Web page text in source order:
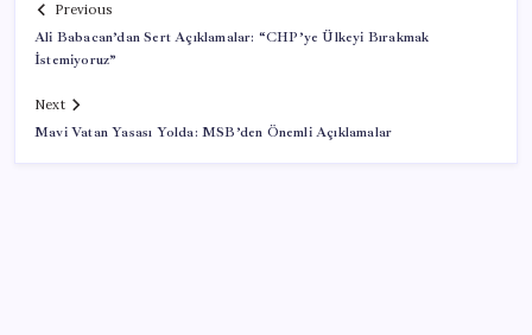
Previous
Ali Babacan’dan Sert Açıklamalar: “CHP’ye Ülkeyi Bırakmak
İstemiyoruz”
Next
Mavi Vatan Yasası Yolda: MSB’den Önemli Açıklamalar